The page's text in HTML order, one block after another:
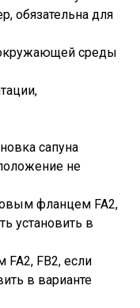
обязательна для
окружающей среды
сапуна
не
фланцем FA2,
установить в
FB2, если
в варианте